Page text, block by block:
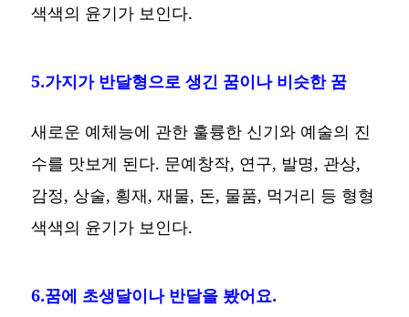
색색의 윤기가 보인다.
5.가지가 반달형으로 생긴 꿈이나 비슷한 꿈
새로운 예체능에 관한 훌륭한 신기와 예술의 진
수를 맛보게 된다. 문예창작, 연구, 발명, 관상,
감정, 상술, 횡재, 재물, 돈, 물품, 먹거리 등 형형
색색의 윤기가 보인다.
6.꿈에 초생달이나 반달을 봤어요.